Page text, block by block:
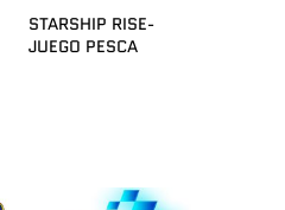
STARSHIP RISE-
JUEGO PESCA